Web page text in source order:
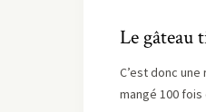
Le gâteau
C’est donc
mangé 100 fois